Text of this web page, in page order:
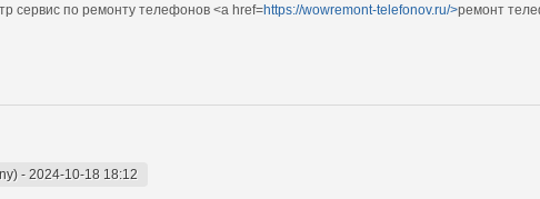
сервис по ремонту телефонов <a href=https://wowremont-telefonov.ru/>ремонт
- 2024-10-18 18:12